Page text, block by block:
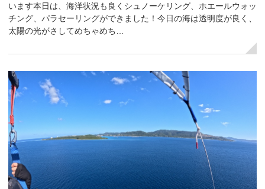
います本日は、海洋状況も良くシュノーケリング、ホエールウォッ
チング、パラセーリングができました！今日の海は透明度が良く、
太陽の光がさしてめちゃめち…